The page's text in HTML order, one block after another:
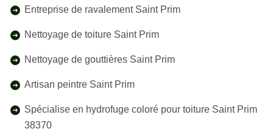
Entreprise de ravalement Saint Prim
Nettoyage de toiture Saint Prim
Nettoyage de gouttières Saint Prim
Artisan peintre Saint Prim
Spécialise en hydrofuge coloré pour toiture Saint Prim
38370